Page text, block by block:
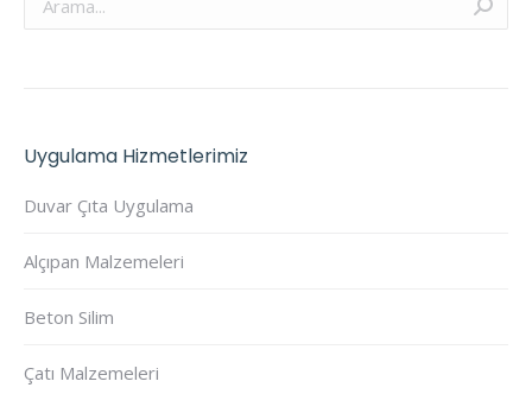
Uygulama Hizmetlerimiz
Duvar Çıta Uygulama
Alçıpan Malzemeleri
Beton Silim
Çatı Malzemeleri